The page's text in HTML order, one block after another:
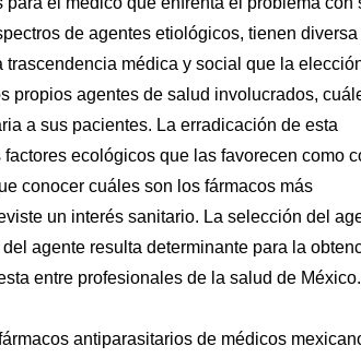
de agentes etiológicos, tienen diversa
médica y social que la
propios agentes de salud involucrados,
a sus pacientes. La erradicación de esta
ecológicos que las favorecen como
conocer cuáles son los fármacos más
un interés sanitario. La selección del
agente resulta determinante para la
entre profesionales de la salud de México.
antiparasitarios de médicos